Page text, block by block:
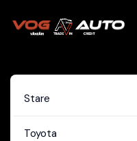
Stare
Toyota